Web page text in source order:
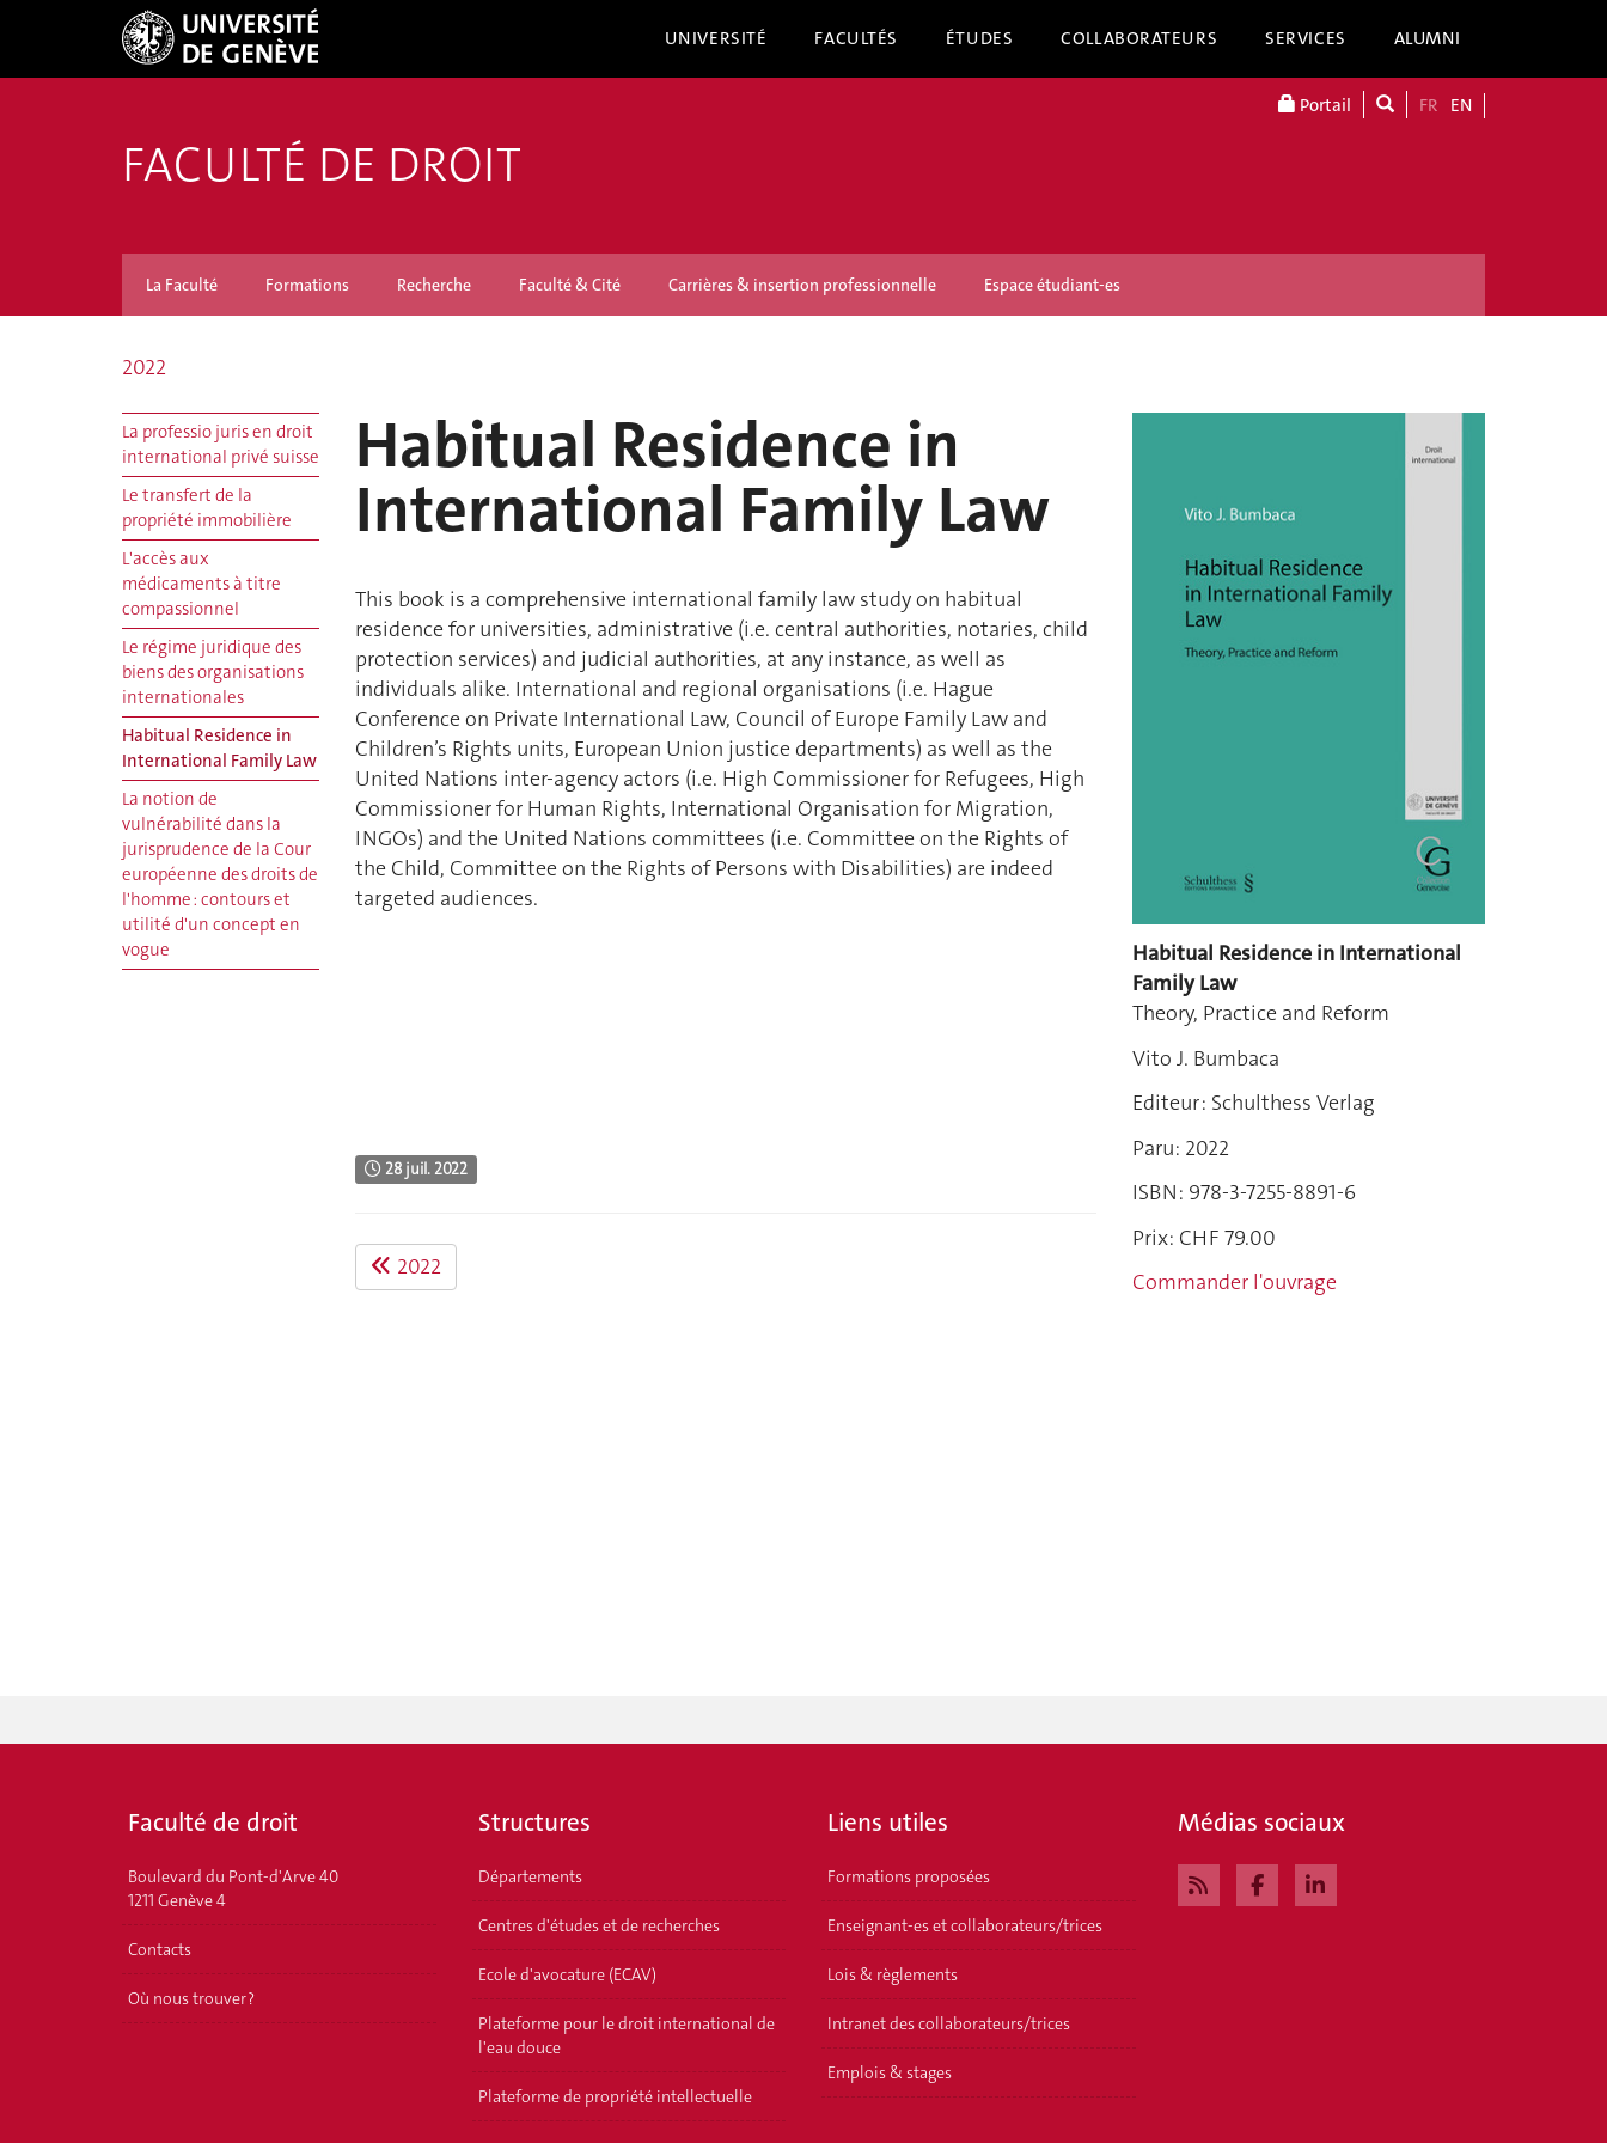
UNIVERSITÉ FACULTÉS ÉTUDES COLLABORATEURS SERVICES ALUMNI
Portail FR EN
FACULTÉ DE DROIT
La Faculté Formations Recherche Faculté & Cité Carrières & insertion professionnelle Espace étudiant-es
2022
La professio juris en droit
international privé suisse
Le transfert de la
propriété immobilière
L'accès aux
médicaments à titre
compassionnel
Le régime juridique des
biens des organisations
internationales
Habitual Residence in
International Family Law
La notion de
vulnérabilité dans la
jurisprudence de la Cour
européenne des droits de
l'homme : contours et
utilité d'un concept en
vogue
Habitual Residence in
International Family Law
This book is a comprehensive international family law study on habitual
residence for universities, administrative (i.e. central authorities, notaries, child
protection services) and judicial authorities, at any instance, as well as
individuals alike. International and regional organisations (i.e. Hague
Conference on Private International Law, Council of Europe Family Law and
Children’s Rights units, European Union justice departments) as well as the
United Nations inter-agency actors (i.e. High Commissioner for Refugees, High
Commissioner for Human Rights, International Organisation for Migration,
INGOs) and the United Nations committees (i.e. Committee on the Rights of
the Child, Committee on the Rights of Persons with Disabilities) are indeed
targeted audiences.
28 juil. 2022
2022
Habitual Residence in International
Family Law
Theory, Practice and Reform
Vito J. Bumbaca
Editeur : Schulthess Verlag
Paru: 2022
ISBN: 978-3-7255-8891-6
Prix: CHF 79.00
Commander l'ouvrage
Faculté de droit
Boulevard du Pont-d'Arve 40
1211 Genève 4
Contacts
Où nous trouver ?
Structures
Départements
Centres d'études et de recherches
Ecole d'avocature (ECAV)
Plateforme pour le droit international de
l'eau douce
Plateforme de propriété intellectuelle
Liens utiles
Formations proposées
Enseignant-es et collaborateurs/trices
Lois & règlements
Intranet des collaborateurs/trices
Emplois & stages
Médias sociaux